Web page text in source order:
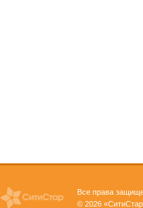
Все права
© 2026